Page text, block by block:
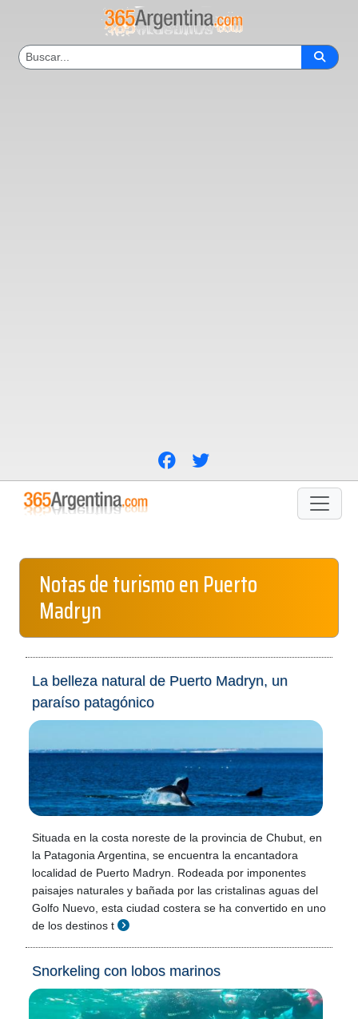
Notas de turismo en Puerto
Madryn
La belleza natural de Puerto Madryn, un
paraíso patagónico
Situada en la costa noreste de la provincia de Chubut, en
la Patagonia Argentina, se encuentra la encantadora
localidad de Puerto Madryn. Rodeada por imponentes
paisajes naturales y bañada por las cristalinas aguas del
Golfo Nuevo, esta ciudad costera se ha convertido en uno
de los destinos t
Snorkeling con lobos marinos